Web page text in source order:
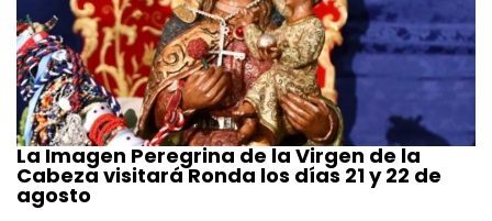
La Imagen Peregrina de la Virgen de la
Cabeza visitará Ronda los días 21 y 22 de
agosto